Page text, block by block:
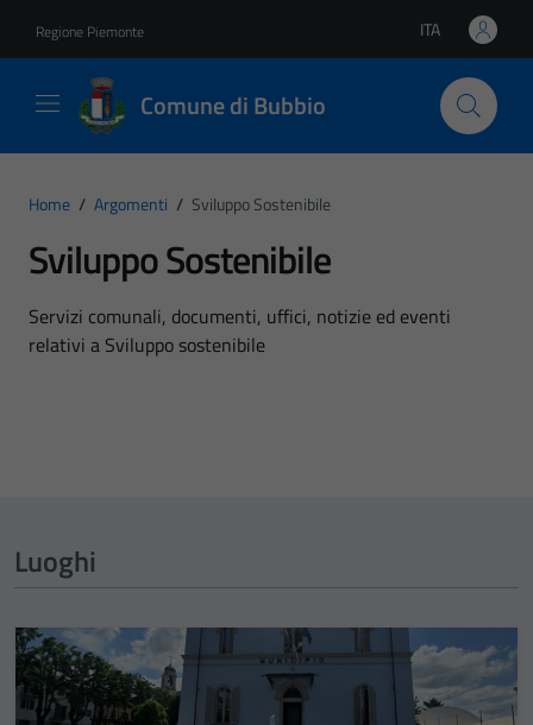
Regione Piemonte Lingua attiva:
ITA
Comune di Bubbio
Home / Argomenti / Sviluppo Sostenibile
Sviluppo Sostenibile
Dettagli dell'argomento
Servizi comunali, documenti, uffici, notizie ed eventi
relativi a Sviluppo sostenibile
Luoghi